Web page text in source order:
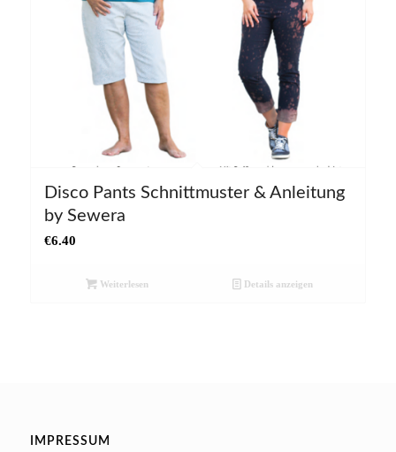
Disco Pants Schnittmuster & Anleitung
by Sewera
€6.40
Weiterlesen Details anzeigen
IMPRESSUM